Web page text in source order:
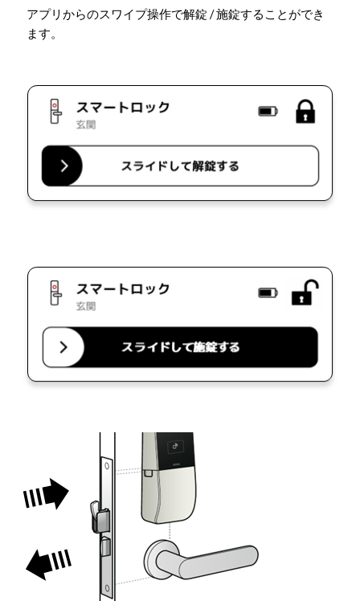
アプリからのスワイプ操作で解錠 / 施錠することができ
ます。